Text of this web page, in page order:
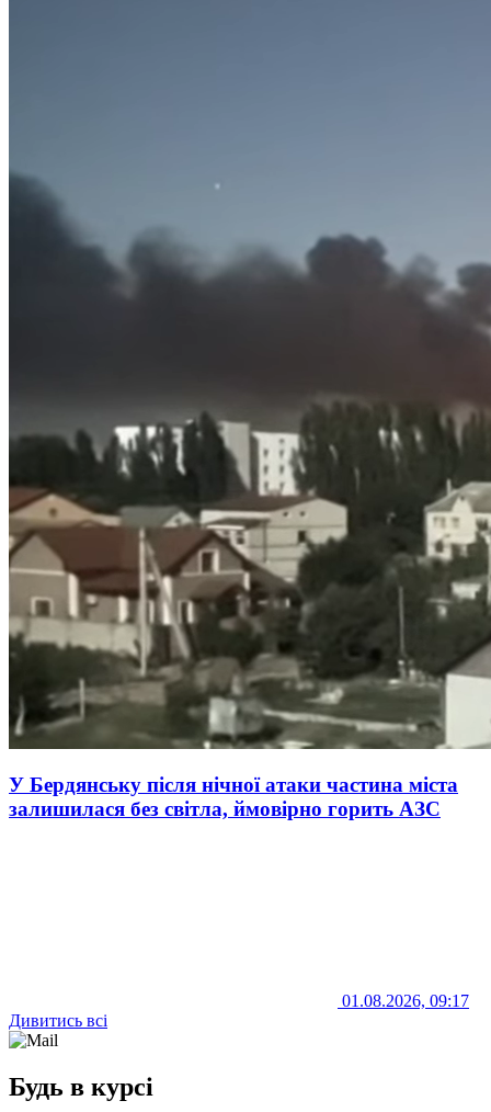
У Бердянську після нічної атаки частина міста
залишилася без світла, ймовірно горить АЗС
01.08.2026, 09:17
Дивитись всі
Будь в курсі